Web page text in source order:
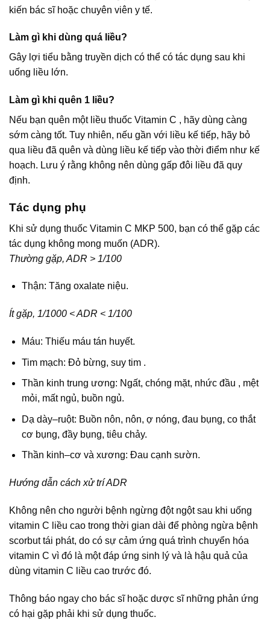
kiến bác sĩ hoặc chuyên viên y tế.
Làm gì khi dùng quá liều?
Gây lợi tiểu bằng truyền dịch có thể có tác dụng sau khi
uống liều lớn.
Làm gì khi quên 1 liều?
Nếu bạn quên một liều thuốc Vitamin C , hãy dùng càng
sớm càng tốt. Tuy nhiên, nếu gần với liều kế tiếp, hãy bỏ
qua liều đã quên và dùng liều kế tiếp vào thời điểm như kế
hoạch. Lưu ý rằng không nên dùng gấp đôi liều đã quy
định.
Tác dụng phụ
Khi sử dụng thuốc Vitamin C MKP 500, bạn có thể gặp các
tác dụng không mong muốn (ADR).
Thường gặp, ADR > 1/100
Thận: Tăng oxalate niệu.
Ít gặp, 1/1000 < ADR < 1/100
Máu: Thiếu máu tán huyết.
Tim mạch: Đỏ bừng, suy tim .
Thần kinh trung ương: Ngất, chóng mặt, nhức đầu , mệt
mỏi, mất ngủ, buồn ngủ.
Dạ dày–ruột: Buồn nôn, nôn, ợ nóng, đau bụng, co thắt
cơ bụng, đầy bụng, tiêu chảy.
Thần kinh–cơ và xương: Đau cạnh sườn.
Hướng dẫn cách xử trí ADR
Không nên cho người bệnh ngừng đột ngột sau khi uống
vitamin C liều cao trong thời gian dài để phòng ngừa bệnh
scorbut tái phát, do có sự cảm ứng quá trình chuyển hóa
vitamin C vì đó là một đáp ứng sinh lý và là hậu quả của
dùng vitamin C liều cao trước đó.
Thông báo ngay cho bác sĩ hoặc dược sĩ những phản ứng
có hại gặp phải khi sử dụng thuốc.